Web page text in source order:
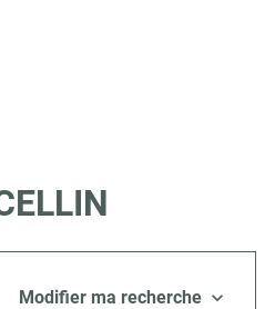
Modifier ma recherche